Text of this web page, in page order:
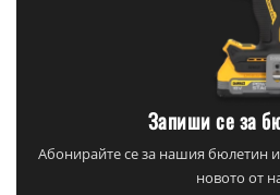
Запиши се за
Абонирайте се за нашия бюлетин
новото от